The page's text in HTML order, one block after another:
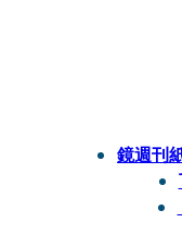
鏡週刊